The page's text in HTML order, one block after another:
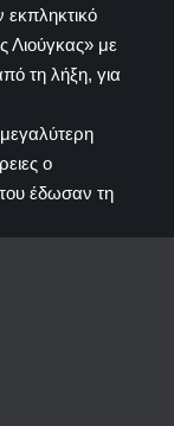
Λιούγκας» με
τη λήξη, για
ο
έδωσαν τη